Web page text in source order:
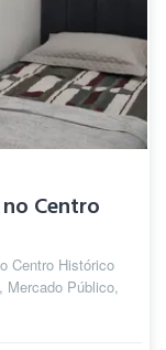
Centro
Centro Histórico
Mercado Público,